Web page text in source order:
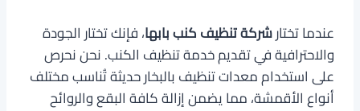
عندما تختارشركة تنظيف كنب بابها، فإنك تختار الجودة
والاحترافية في تقديم خدمة تنظيف الكنب. نحن نحرص
على استخدام معدات تنظيف بالبخار حديثة تُناسب مختلف
أنواع الأقمشة، مما يضمن إزالة كافة البقع والروائح